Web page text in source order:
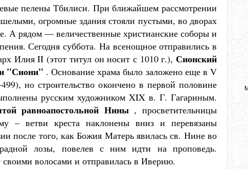
пелены Тбилиси. При ближайшем рассмотрении
огромные здания стояли пустыми, во дворах
А рядом — величественные христианские соборы и
Сегодня суббота. На всенощное отправились в
Илия II (этот титул он носит с 1010 г.), Сионский
"Сиони" . Основание храма было заложено еще в V
но строительство окончено в первой половине
русским художником XIX в. Г. Гагариным.
равноапостольной Нины, просветительницы
– ветви креста наклонены вниз и перевязаны
после того, как Божия Матерь явилась св. Нине во
лозы, повелев с ним идти на проповедь.
волосами и отправилась в Иверию.